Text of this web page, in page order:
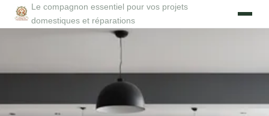
Le compagnon essentiel pour vos projets
domestiques et réparations